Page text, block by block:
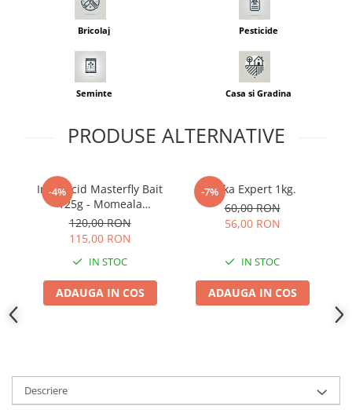
Seminte varza
Seminte Vinete
Seminte zucchini
Seminte Legume Profesionale
Seminte trifoi
Adjuvant
Fungicid
Insecticid
Ingrasaminte plante
Ingrasaminte plante - CUTIE / KG
Bricolaj Pesticide
Seminte Casa si Gradina
PRODUSE ALTERNATIVE
-4%
Insecticid Masterfly Bait
125g - Momeala
Granulara pentru
Combaterea Rapida a
Mustelor
120,00 RON
115,00 RON
IN STOC
ADAUGA IN COS
-7%Trika Expert 1kg.
60,00 RON
56,00 RON
IN STOC
ADAUGA IN COS
Descriere